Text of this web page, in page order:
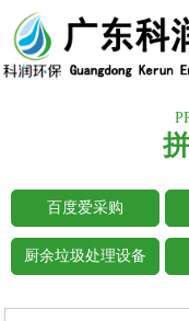
百度爱采购
厨余垃圾处理设备